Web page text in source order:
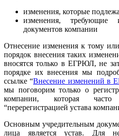
изменения, которые
изменения, требующие
документов компании
Отнесение изменения к тому
порядок внесения таких
вносятся только в ЕГРЮЛ, не
порядке их внесения мы
ссылке “Внесение изменений в
мы поговорим только о
компании, которая
“перерегистрацией устава
Основным учредительным
лица является устав. Для